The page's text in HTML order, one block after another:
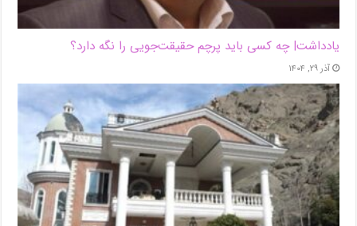
یادداشت| ‌چه کسی باید پرچم حقیقت‌جویی را نگه دارد؟
آذر ۲۹, ۱۴۰۴